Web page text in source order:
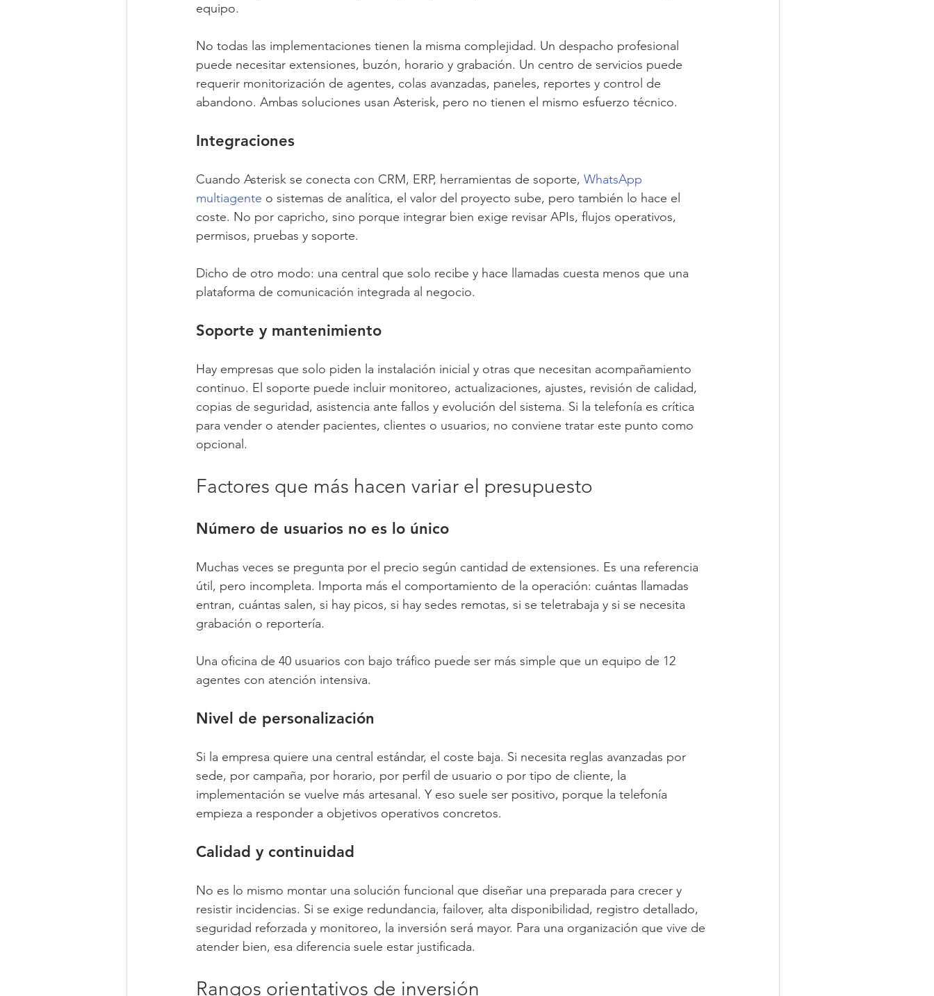
equipo.
No todas las implementaciones tienen la misma complejidad. Un despacho profesional
puede necesitar extensiones, buzón, horario y grabación. Un centro de servicios puede
requerir monitorización de agentes, colas avanzadas, paneles, reportes y control de
abandono. Ambas soluciones usan Asterisk, pero no tienen el mismo esfuerzo técnico.
Integraciones
Cuando Asterisk se conecta con CRM, ERP, herramientas de soporte, WhatsApp
multiagente o sistemas de analítica, el valor del proyecto sube, pero también lo hace el
coste. No por capricho, sino porque integrar bien exige revisar APIs, flujos operativos,
permisos, pruebas y soporte.
Dicho de otro modo: una central que solo recibe y hace llamadas cuesta menos que una
plataforma de comunicación integrada al negocio.
Soporte y mantenimiento
Hay empresas que solo piden la instalación inicial y otras que necesitan acompañamiento
continuo. El soporte puede incluir monitoreo, actualizaciones, ajustes, revisión de calidad,
copias de seguridad, asistencia ante fallos y evolución del sistema. Si la telefonía es crítica
para vender o atender pacientes, clientes o usuarios, no conviene tratar este punto como
opcional.
Factores que más hacen variar el presupuesto
Número de usuarios no es lo único
Muchas veces se pregunta por el precio según cantidad de extensiones. Es una referencia
útil, pero incompleta. Importa más el comportamiento de la operación: cuántas llamadas
entran, cuántas salen, si hay picos, si hay sedes remotas, si se teletrabaja y si se necesita
grabación o reportería.
Una oficina de 40 usuarios con bajo tráfico puede ser más simple que un equipo de 12
agentes con atención intensiva.
Nivel de personalización
Si la empresa quiere una central estándar, el coste baja. Si necesita reglas avanzadas por
sede, por campaña, por horario, por perfil de usuario o por tipo de cliente, la
implementación se vuelve más artesanal. Y eso suele ser positivo, porque la telefonía
empieza a responder a objetivos operativos concretos.
Calidad y continuidad
No es lo mismo montar una solución funcional que diseñar una preparada para crecer y
resistir incidencias. Si se exige redundancia, failover, alta disponibilidad, registro detallado,
seguridad reforzada y monitoreo, la inversión será mayor. Para una organización que vive de
atender bien, esa diferencia suele estar justificada.
Rangos orientativos de inversión